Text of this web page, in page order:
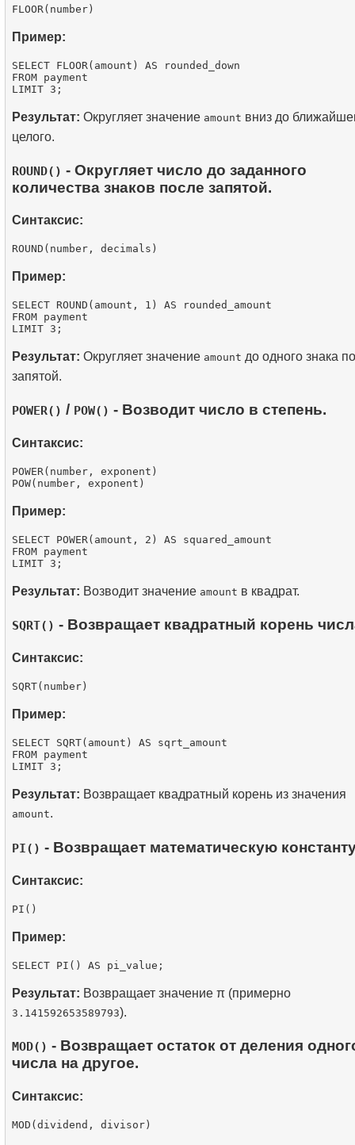
Пример:
SELECT FLOOR(amount) AS rounded_down
FROM payment
Результат: Округляет значение amount вниз до
целого.
ROUND() - Округляет число до заданного
количества знаков после запятой.
Синтаксис:
Пример:
SELECT ROUND(amount, 1) AS rounded_amount
FROM payment
Результат: Округляет значение amount до одного знака
запятой.
POWER() / POW() - Возводит число в степень.
Синтаксис:
POWER(number, exponent)
Пример:
SELECT POWER(amount, 2) AS squared_amount
FROM payment
Результат: Возводит значение amount в квадрат.
SQRT() - Возвращает квадратный корень
Синтаксис:
Пример:
SELECT SQRT(amount) AS sqrt_amount
FROM payment
Результат: Возвращает квадратный корень из значения
amount.
PI() - Возвращает математическую
Синтаксис:
Пример:
Результат: Возвращает значение π (примерно
3.141592653589793).
MOD() - Возвращает остаток от деления
числа на другое.
Синтаксис: